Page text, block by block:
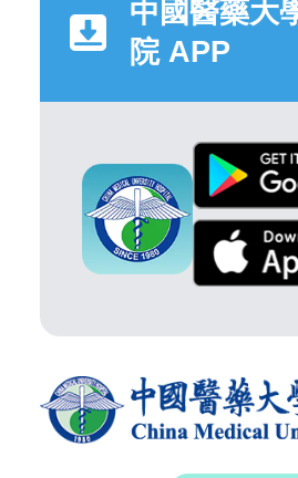
中國醫藥大
院 APP